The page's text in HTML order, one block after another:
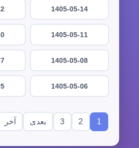
1405-05-14
1405-05-11
1405-05-08
1405-05-06
1
2
3 بعدی آخر